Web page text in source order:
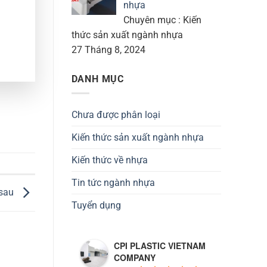
nhựa
Chuyên mục : Kiến
thức sản xuất ngành nhựa
27 Tháng 8, 2024
DANH MỤC
Chưa được phân loại
Kiến thức sản xuất ngành nhựa
Kiến thức về nhựa
Tin tức ngành nhựa
Tuyển dụng
CPI PLASTIC VIETNAM
COMPANY